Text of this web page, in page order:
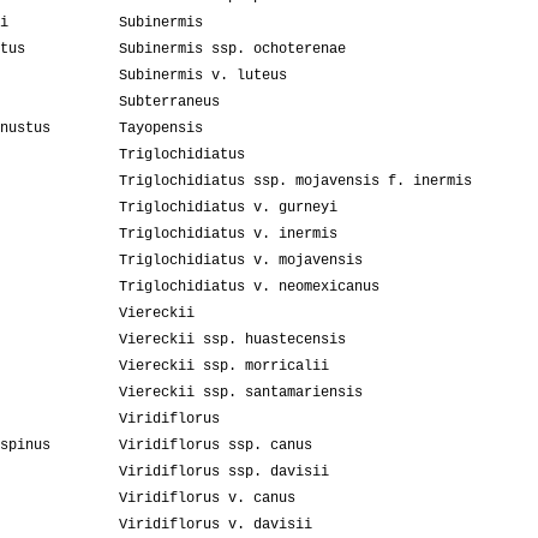
Subinermis
Subinermis ssp. ochoterenae
Subinermis v. luteus
Subterraneus
Tayopensis
Triglochidiatus
Triglochidiatus ssp. mojavensis f. inermis
Triglochidiatus v. gurneyi
Triglochidiatus v. inermis
Triglochidiatus v. mojavensis
Triglochidiatus v. neomexicanus
Viereckii
Viereckii ssp. huastecensis
Viereckii ssp. morricalii
Viereckii ssp. santamariensis
Viridiflorus
Viridiflorus ssp. canus
Viridiflorus ssp. davisii
Viridiflorus v. canus
Viridiflorus v. davisii